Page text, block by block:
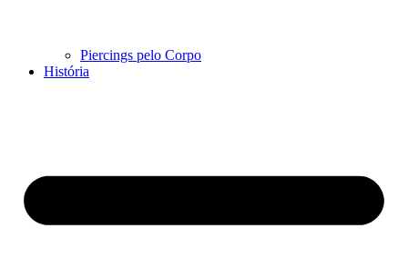
Piercings pelo Corpo
História